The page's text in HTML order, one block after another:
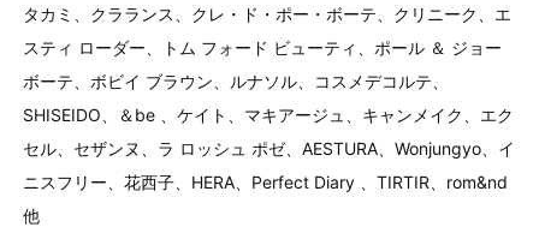
タカミ、クラランス、クレ・ド・ポー・ボーテ、クリニーク、エ
スティ ローダー、トム フォード ビューティ、ポール ＆ ジョー
ボーテ、ボビイ ブラウン、ルナソル、コスメデコルテ、
SHISEIDO、＆be 、ケイト、マキアージュ、キャンメイク、エク
セル、セザンヌ、ラ ロッシュ ポゼ、AESTURA、Wonjungyo、イ
ニスフリー、花西子、HERA、Perfect Diary 、TIRTIR、rom&nd
他